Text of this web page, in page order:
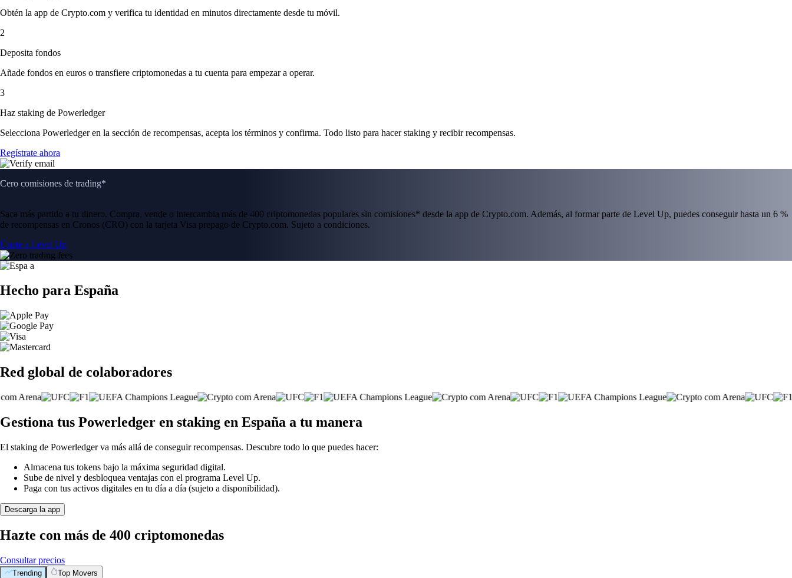
Obtén la app de Crypto.com y verifica tu identidad en minutos directamente desde tu móvil.
2
Deposita fondos
Añade fondos en euros o transfiere criptomonedas a tu cuenta para empezar a operar.
3
Haz staking de Powerledger
Selecciona Powerledger en la sección de recompensas, acepta los términos y confirma. Todo listo para hacer staking y recibir recompensas.
Regístrate ahora
Cero comisiones de trading*
Saca más partido a tu dinero. Compra, vende o intercambia más de 400 criptomonedas populares sin comisiones* desde la app de Crypto.com. Además, al formar parte de Level Up, puedes conseguir hasta un 6 %
de recompensas en Cronos (CRO) con la tarjeta Visa prepago de Crypto.com. Sujeto a condiciones.
Únete a Level Up
Hecho para España
Red global de colaboradores
Gestiona tus Powerledger en staking en España a tu manera
El staking de Powerledger va más allá de conseguir recompensas. Descubre todo lo que puedes hacer:
Almacena tus tokens bajo la máxima seguridad digital.
Sube de nivel y desbloquea ventajas con el programa Level Up.
Paga con tus activos digitales en tu día a día (sujeto a disponibilidad).
Descarga la app
Hazte con más de 400 criptomonedas
Consultar precios
Trending Top Movers